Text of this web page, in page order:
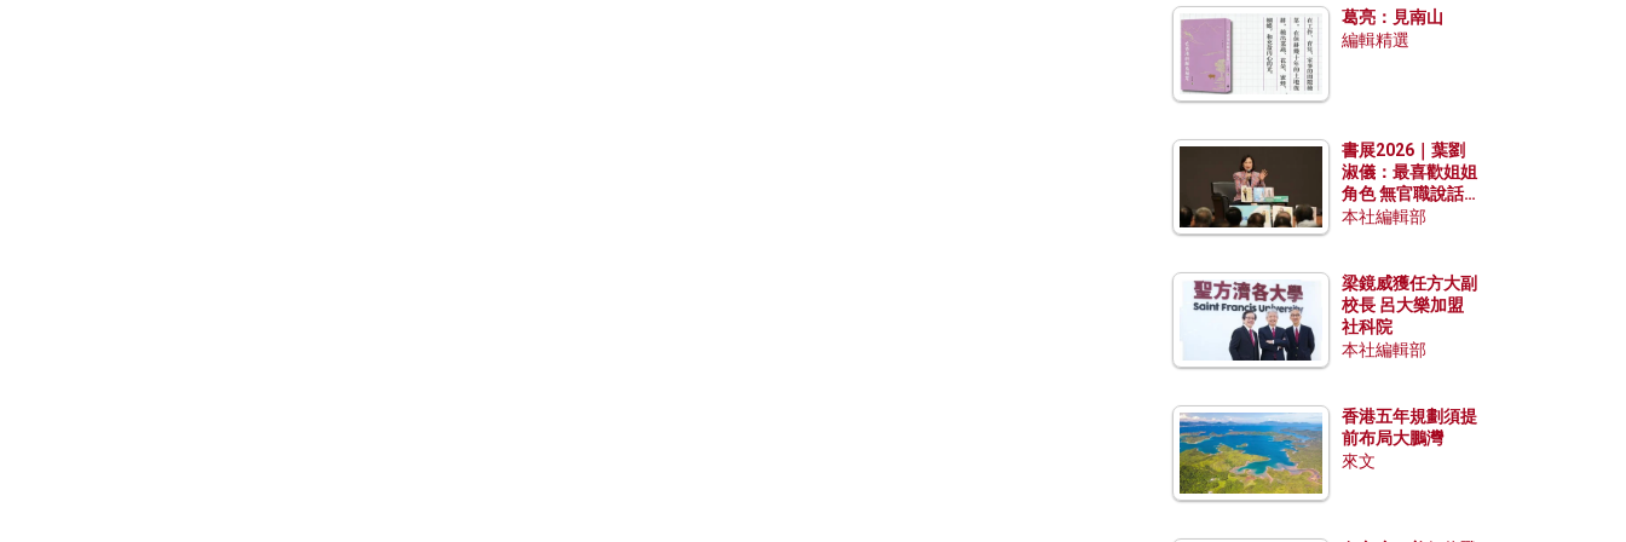
葛亮：見南山
編輯精選
書展2026｜葉劉
淑儀：最喜歡姐姐
角色 無官職說話
包袱少
本社編輯部
梁鏡威獲任方大副
校長 呂大樂加盟
社科院
本社編輯部
香港五年規劃須提
前布局大鵬灣
來文